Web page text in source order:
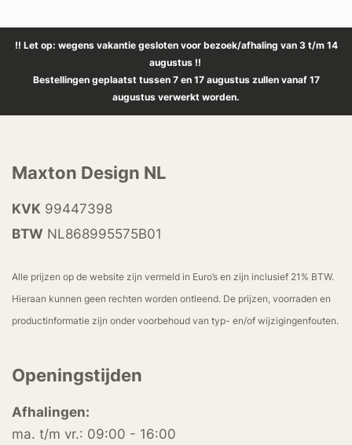
!! Let op: wegens vakantie gesloten voor bezoek/afhaling van 3 t/m 14
augustus !!
Bestellingen geplaatst tussen 7 en 17 augustus zullen vanaf 17
augustus verwerkt worden.
Maxton Design NL
KVK 99447398
BTW NL868995575B01
Alle prijzen op de website zijn vermeld in Euro’s en zijn inclusief 21% BTW.
Hieraan kunnen geen rechten worden ontleend. De prijzen, voorraden en
productinformatie zijn onder voorbehoud van typ- en/of wijzigingenfouten.
Openingstijden
Afhalingen:
ma. t/m vr.: 09:00 - 16:00